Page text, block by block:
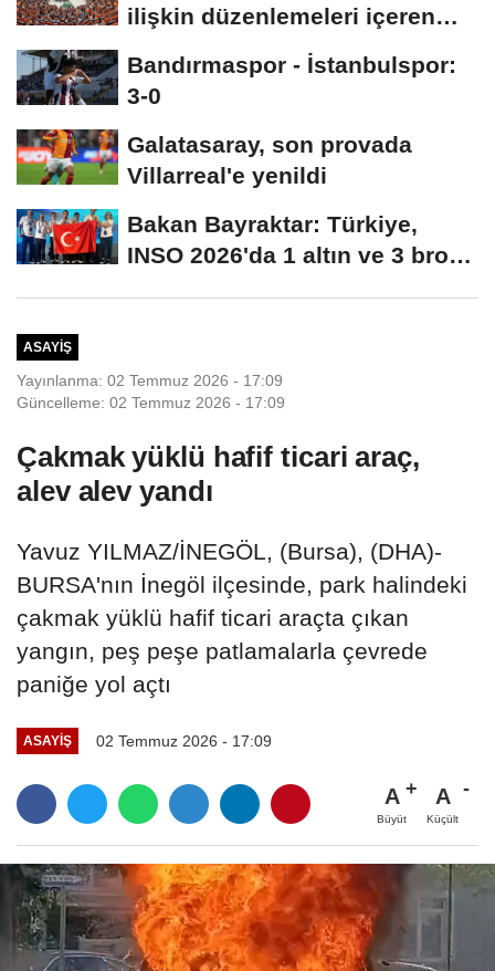
ilişkin düzenlemeleri içeren
Bandırmaspor - İstanbulspor:
3-0
Galatasaray, son provada
Villarreal'e yenildi
Bakan Bayraktar: Türkiye,
INSO 2026'da 1 altın ve 3 bronz
ASAYIŞ
Yayınlanma: 02 Temmuz 2026 - 17:09
Güncelleme: 02 Temmuz 2026 - 17:09
Çakmak yüklü hafif ticari araç,
alev alev yandı
Yavuz YILMAZ/İNEGÖL, (Bursa), (DHA)-
BURSA'nın İnegöl ilçesinde, park halindeki
çakmak yüklü hafif ticari araçta çıkan
yangın, peş peşe patlamalarla çevrede
paniğe yol açtı
ASAYIŞ 02 Temmuz 2026 - 17:09
A
Büyüt
A
Küçült